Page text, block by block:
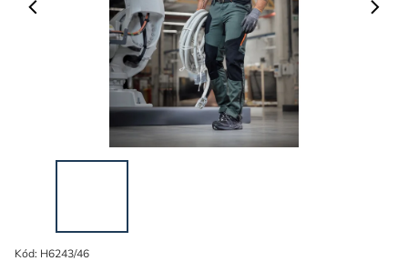
Kód: H6243/46